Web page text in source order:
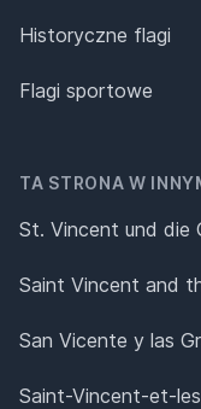
Historyczne flagi
Flagi sportowe
TA STRONA W
St. Vincent und die
Saint Vincent and
San Vicente y las
Saint-Vincent-et-